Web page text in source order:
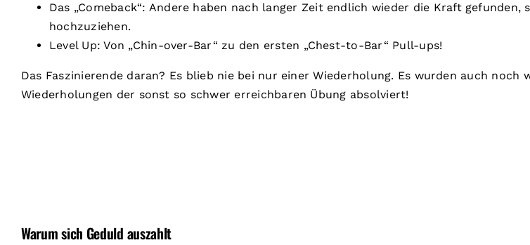
Das „Comeback“: Andere haben nach langer Zeit endlich wieder die Kraft gefunden,
hochzuziehen.
Level Up: Von „Chin-over-Bar“ zu den ersten „Chest-to-Bar“ Pull-ups!
Das Faszinierende daran? Es blieb nie bei nur einer Wiederholung. Es wurden auch noch
Wiederholungen der sonst so schwer erreichbaren Übung absolviert!
Warum sich Geduld auszahlt